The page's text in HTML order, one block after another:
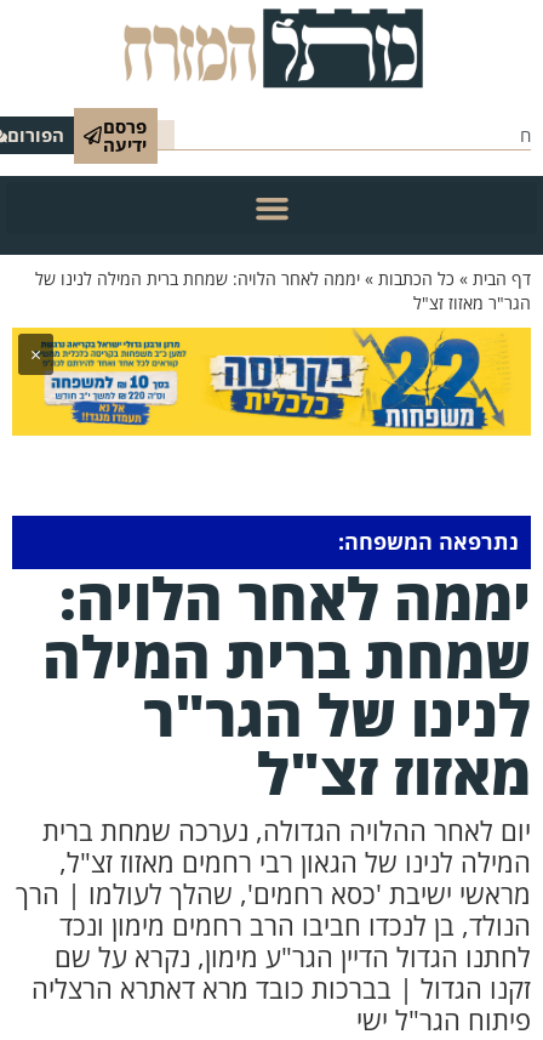
פרסם
ידיעה הפורום
הבית»כל הכתבות»יממה לאחר הלויה: שמחת ברית המילה לנינו של
מאזוז זצ"ל
×
נתרפאה המשפחה:
לאחר הלויה:
ברית המילה
של הגר"ר
זצ"ל
לאחר ההלויה הגדולה, נערכה שמחת ברית
לנינו של הגאון רבי רחמים מאזוז זצ"ל,
ישיבת 'כסא רחמים', שהלך לעולמו | הרך
בן לנכדו חביבו הרב רחמים מימון ונכד
הגדול הדיין הגר"ע מימון, נקרא על שם
הגדול | בברכות כובד מרא דאתרא הרצליה
הגר"ל ישי